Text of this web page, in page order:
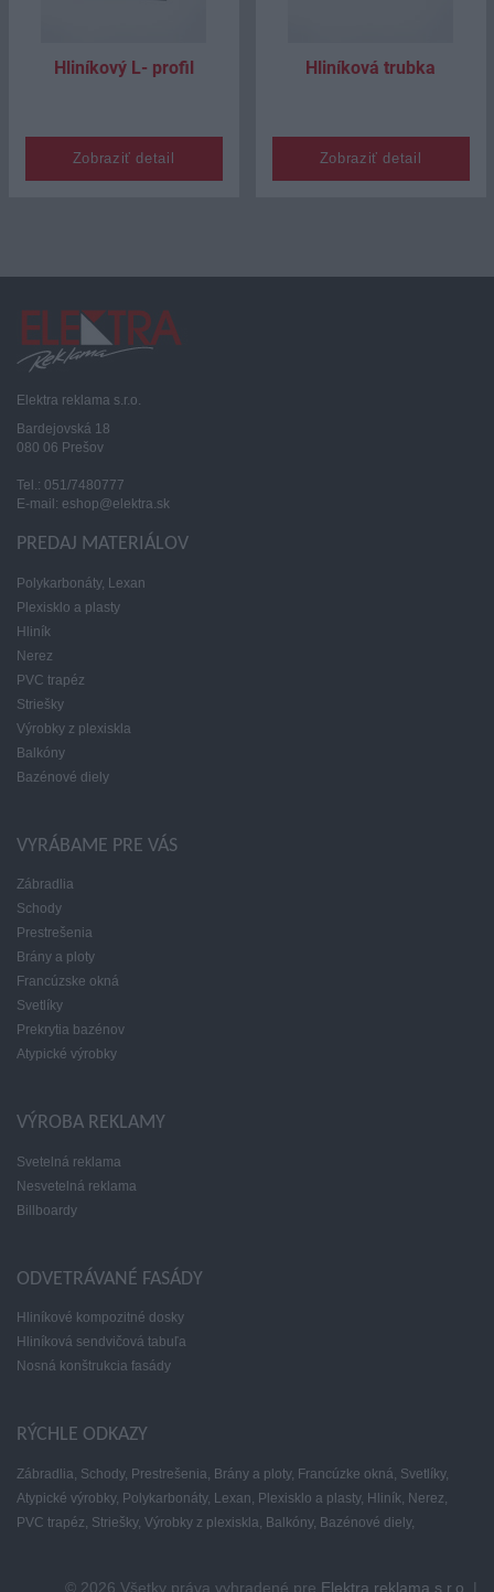
Hliníkový L- profil
Zobraziť detail
Hliníková trubka
Zobraziť detail
Elektra reklama s.r.o.
Bardejovská 18
080 06 Prešov
Tel.: 051/7480777
E-mail: eshop@elektra.sk
PREDAJ MATERIÁLOV
Polykarbonáty, Lexan
Plexisklo a plasty
Hliník
Nerez
PVC trapéz
Striešky
Výrobky z plexiskla
Balkóny
Bazénové diely
VYRÁBAME PRE VÁS
Zábradlia
Schody
Prestrešenia
Brány a ploty
Francúzske okná
Svetlíky
Prekrytia bazénov
Atypické výrobky
VÝROBA REKLAMY
Svetelná reklama
Nesvetelná reklama
Billboardy
ODVETRÁVANÉ FASÁDY
Hliníkové kompozitné dosky
Hliníková sendvičová tabuľa
Nosná konštrukcia fasády
RÝCHLE ODKAZY
Zábradlia, Schody, Prestrešenia, Brány a ploty, Francúzke okná, Svetlíky,
Atypické výrobky, Polykarbonáty, Lexan, Plexisklo a plasty, Hliník, Nerez,
PVC trapéz, Striešky, Výrobky z plexiskla, Balkóny, Bazénové diely,
© 2026 Všetky práva vyhradené pre Elektra reklama s.r.o. |